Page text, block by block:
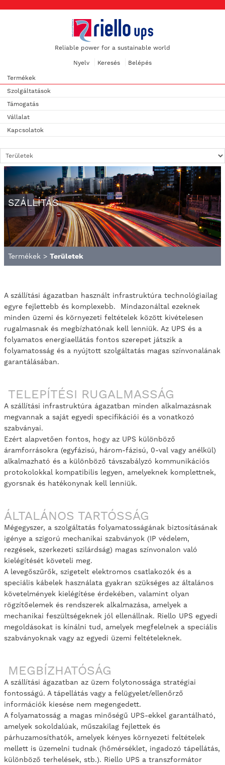
Reliable power for a sustainable world
Nyelv Keresés Belépés
Termékek
Szolgáltatások
Támogatás
Vállalat
Kapcsolatok
SZÁLLÍTÁS
Termékek > Területek
A szállítási ágazatban használt infrastruktúra technológiailag
egyre fejlettebb és komplexebb. Mindazonáltal ezeknek
minden üzemi és környezeti feltételek között kivételesen
rugalmasnak és megbízhatónak kell lenniük. Az UPS és a
folyamatos energiaellátás fontos szerepet játszik a
folyamatosság és a nyújtott szolgáltatás magas színvonalának
garantálásában.
TELEPÍTÉSI RUGALMASSÁG
A szállítási infrastruktúra ágazatban minden alkalmazásnak
megvannak a saját egyedi specifikációi és a vonatkozó
szabványai.
Ezért alapvetően fontos, hogy az UPS különböző
áramforrásokra (egyfázisú, három-fázisú, 0-val vagy anélkül)
alkalmazható és a különböző távszabályzó kommunikációs
protokolokkal kompatibilis legyen, amelyeknek komplettnek,
gyorsnak és hatékonynak kell lenniük.
ÁLTALÁNOS TARTÓSSÁG
Mégegyszer, a szolgáltatás folyamatosságának biztosításának
igénye a szigorú mechanikai szabványok (IP védelem,
rezgések, szerkezeti szilárdság) magas színvonalon való
kielégítését követeli meg.
A levegőszűrők, szigetelt elektromos csatlakozók és a
speciális kábelek használata gyakran szükséges az általános
követelmények kielégítése érdekében, valamint olyan
rögzítőelemek és rendszerek alkalmazása, amelyek a
mechanikai feszültségeknek jól ellenállnak. Riello UPS egyedi
megoldásokat is kínálni tud, amelyek megfelelnek a speciális
szabványoknak vagy az egyedi üzemi feltételeknek.
MEGBÍZHATÓSÁG
A szállítási ágazatban az üzem folytonossága stratégiai
fontosságú. A tápellátás vagy a felügyelet/ellenőrző
információk kiesése nem megengedett.
A folyamatosság a magas minőségű UPS-ekkel garantálható,
amelyek sokoldalúak, műszakilag fejlettek és
párhuzamosíthatók, amelyek kényes környezeti feltételek
mellett is üzemelni tudnak (hőmérséklet, ingadozó tápellátás,
különböző terhelések, stb.). Riello UPS a transzformátor